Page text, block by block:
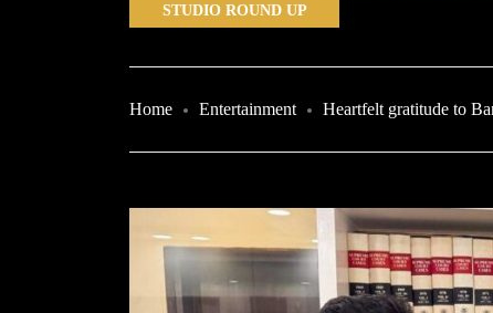
STUDIO ROUND UP
Home Entertainment Heartfelt gratitude to